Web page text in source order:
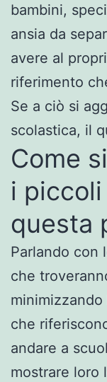
bambini,
ansia da
avere al
riferimento
Se a ciò si
scolastica, il
Come
i
questa
Parlando con
che
che
andare a
mostrare loro